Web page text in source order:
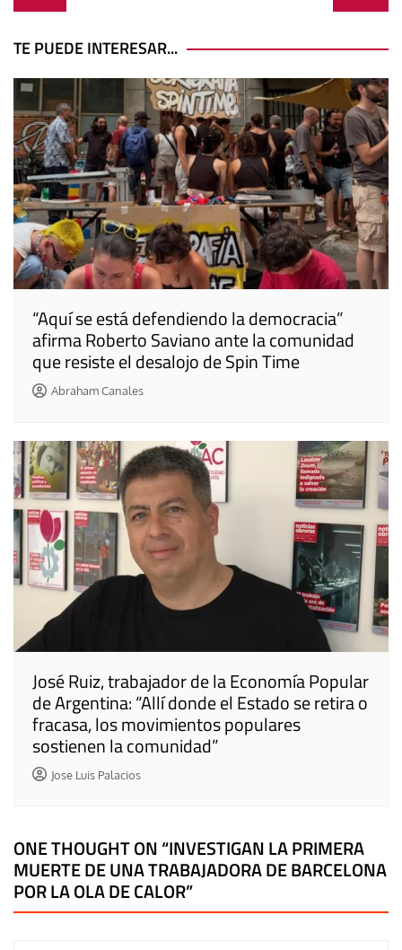
de
entradas
TE PUEDE INTERESAR...
“Aquí se está defendiendo la democracia”
afirma Roberto Saviano ante la comunidad
que resiste el desalojo de Spin Time
Abraham Canales
José Ruiz, trabajador de la Economía Popular
de Argentina: “Allí donde el Estado se retira o
fracasa, los movimientos populares
sostienen la comunidad”
Jose Luis Palacios
ONE THOUGHT ON “INVESTIGAN LA PRIMERA
MUERTE DE UNA TRABAJADORA DE BARCELONA
POR LA OLA DE CALOR”